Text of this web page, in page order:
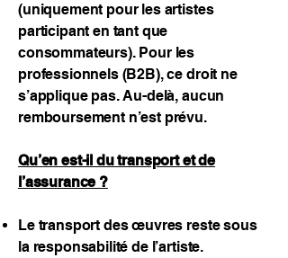
(uniquement pour les artistes
participant en tant que
consommateurs). Pour les
professionnels (B2B), ce droit ne
s’applique pas. Au-delà, aucun
remboursement n’est prévu.
Qu’en est-il du transport et de
l’assurance ?
Le transport des œuvres reste sous
la responsabilité de l’artiste.